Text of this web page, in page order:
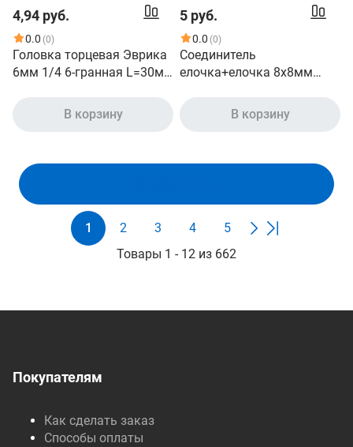
4,94 руб.
0.0 (0)
Головка торцевая Эврика
6мм 1/4 6-гранная L=30мм
В корзину
5 руб.
0.0 (0)
Соединитель
елочка+елочка 8x8мм
В корзину
1 2 3 4
5
Товары 1 - 12 из 662
Покупателям
Как сделать заказ
Способы оплаты